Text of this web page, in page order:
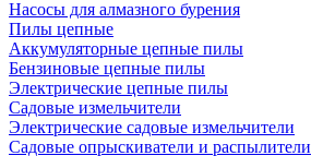
Насосы для алмазного бурения
Пилы цепные
Аккумуляторные цепные пилы
Бензиновые цепные пилы
Электрические цепные пилы
Садовые измельчители
Электрические садовые измельчители
Садовые опрыскиватели и распылители